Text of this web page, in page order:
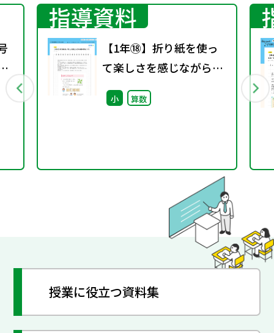
指導資料
【1年⑱】折り紙を使っ
て楽しさを感じながら分
数の素地づくり
小 算数
授業に役立つ資料集